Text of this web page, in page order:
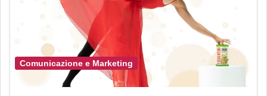
Comunicazione e Marketing